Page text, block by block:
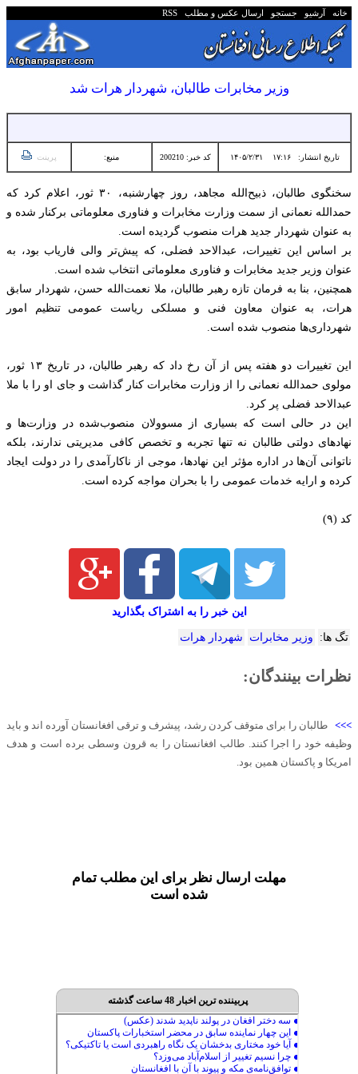
خانه آرشیو جستجو ارسال عکس و مطلب RSS
وزیر مخابرات طالبان، شهردار هرات شد
تاریخ انتشار:۱۷:۱۶ ۱۴۰۵/۲/۳۱ کد خبر: 200210 منبع: پرینت
سخنگوی طالبان، ذبیح‌الله مجاهد، روز چهارشنبه، ۳۰ ثور، اعلام کرد که
حمدالله نعمانی از سمت وزارت مخابرات و فناوری معلوماتی برکنار شده و
به عنوان شهردار جدید هرات منصوب گردیده است.
بر اساس این تغییرات، عبدالاحد فضلی، که پیش‌تر والی فاریاب بود، به
عنوان وزیر جدید مخابرات و فناوری معلوماتی انتخاب شده است.
همچنین، بنا به فرمان تازه رهبر طالبان، ملا نعمت‌الله حسن، شهردار سابق
هرات، به عنوان معاون فنی و مسلکی ریاست عمومی تنظیم امور
شهرداری‌ها منصوب شده است.
این تغییرات دو هفته پس از آن رخ داد که رهبر طالبان، در تاریخ ۱۳ ثور،
مولوی حمدالله نعمانی را از وزارت مخابرات کنار گذاشت و جای او را با ملا
عبدالاحد فضلی پر کرد.
این در حالی است که بسیاری از مسوولان منصوب‌شده در وزارت‌ها و
نهادهای دولتی طالبان نه تنها تجربه و تخصص کافی مدیریتی ندارند، بلکه
ناتوانی آن‌ها در اداره مؤثر این نهادها، موجی از ناکارآمدی را در دولت ایجاد
کرده و ارایه خدمات عمومی را با بحران مواجه کرده است.
کد (۹)
این خبر را به اشتراک بگذارید
تگ ها: وزیر مخابرات شهردار هرات
نظرات بینندگان:
>>>طالبان را برای متوقف کردن رشد، پیشرف و ترقی افغانستان آورده اند و باید
وظیفه خود را اجرا کنند. طالب افغانستان را به قرون وسطی برده است و هدف
امریکا و پاکستان همین بود.
مهلت ارسال نظر برای این مطلب تمام
شده است
پربیننده ترین اخبار 48 ساعت گذشته